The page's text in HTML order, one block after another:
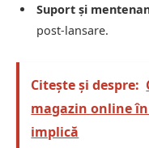
Suport și
post-lansare.
Citește și despre:
magazin online
implică